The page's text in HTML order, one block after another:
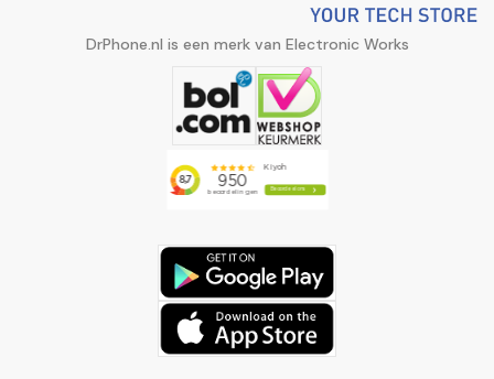
DrPhone.nl is een merk van Electronic Works